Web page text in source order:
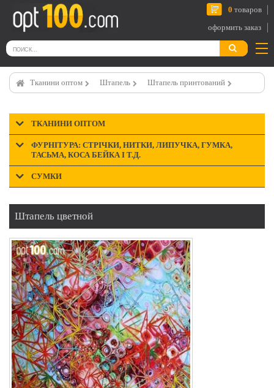
0 товаров
оформить заказ
Тканини оптом Штапель Штапель принтований
ТКАНИНИ ОПТОМ
ФУРНІТУРА: СТРІЧКИ, НИТКИ, ЛИПУЧКА, ГУМКА,
ТАСЬМА, КОСА БЕЙКА І Т.Д.
СУМКИ
Штапель цветной